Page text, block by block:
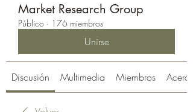
Market Research Group
Público · 176 miembros
Unirse
Discusión Multimedia Miembros Acerca